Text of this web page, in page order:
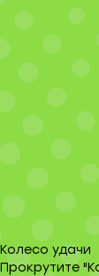
Колесо удачи
Прокрутите